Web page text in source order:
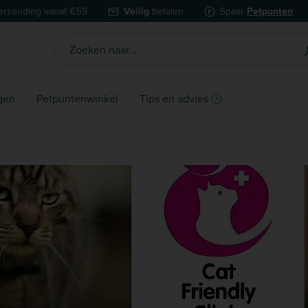
vanaf €59 Veilig betalen Spaar Petpunten
Petpuntenwinkel Tips en advies